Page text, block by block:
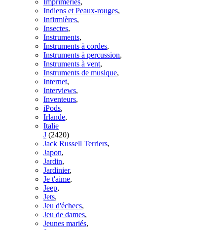
Imprimeries,
Indiens et Peaux-rouges,
Infirmières,
Insectes,
Instruments,
Instruments à cordes,
Instruments à percussion,
Instruments à vent,
Instruments de musique,
Internet,
Interviews,
Inventeurs,
iPods,
Irlande,
Italie
J (2420)
Jack Russell Terriers,
Japon,
Jardin,
Jardinier,
Je t'aime,
Jeep,
Jets,
Jeu d'échecs,
Jeu de dames,
Jeunes mariés,